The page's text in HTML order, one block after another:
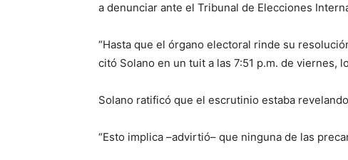
a denunciar ante el Tribunal de Elecciones
“Hasta que el órgano electoral rinde su
citó Solano en un tuit a las 7:51 p.m. de viernes,
Solano ratificó que el escrutinio estaba
“Esto implica –advirtió– que ninguna de las